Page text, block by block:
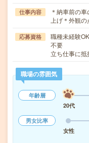
仕事内容
＊納車前の
上げ＊外観
応募資格
職種未経験
不要
立ち仕事に抵
職場の雰囲気
年齢層
20代
男女比率
女性